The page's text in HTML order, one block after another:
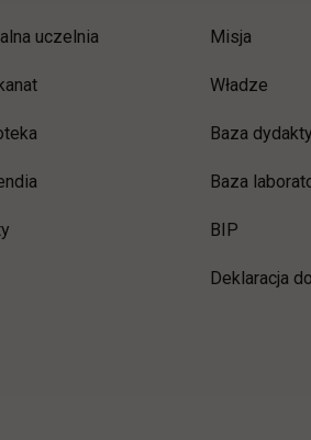
uczelnia Misja
Władze
Baza
Baza
BIP
Deklaracja